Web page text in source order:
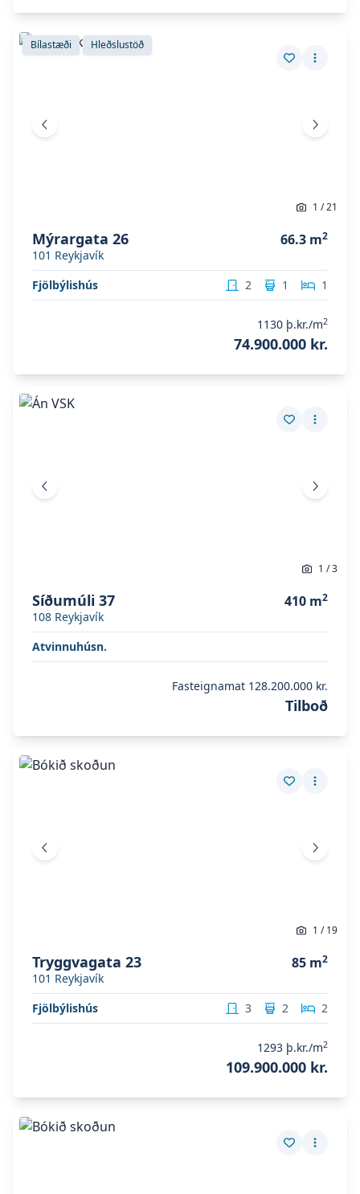
Skoða eigninaMýrargata 26
Bílastæði Hleðslustöð
Vista eign
Fleiri
Skoða eigninaMýrargata 26
Fyrri mynd Næsta
1 /21
Mýrargata 26
101 Reykjavík
66.3 m2
Fjölbýlishús 2 1 1
1130 þ.kr./m2
74.900.000 kr.
Skoða eignina
Vista eign
Fleiri
Skoða eignina
Fyrri mynd Næsta
1 /3
Síðumúli 37
108 Reykjavík
410 m2
Atvinnuhúsn.
Fasteignamat 128.200.000 kr.
Tilboð
Skoða eignina
Vista eign
Fleiri
Skoða eigninaTryggvagata 23
Fyrri mynd Næsta
1 /19
Tryggvagata 23
101 Reykjavík
85 m2
Fjölbýlishús 3 2 2
1293 þ.kr./m2
109.900.000 kr.
Skoða eignina
Vista eign
Fleiri
Skoða eigninaDalsbraut 18